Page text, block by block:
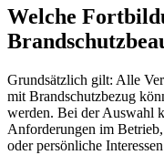
Welche
Grundsätzlich gilt: Alle
mit Brandschutzbezug
werden. Bei der Auswahl
Anforderungen im
oder persönliche